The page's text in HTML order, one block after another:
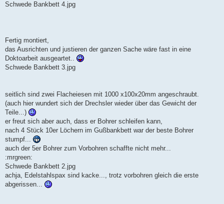
Schwede Bankbett 4.jpg
Fertig montiert,
das Ausrichten und justieren der ganzen Sache wäre fast in eine
Doktoarbeit ausgeartet..
Schwede Bankbett 3.jpg
seitlich sind zwei Flacheiesen mit 1000 x100x20mm angeschraubt.
(auch hier wundert sich der Drechsler wieder über das Gewicht der
Teile...)
er freut sich aber auch, dass er Bohrer schleifen kann,
nach 4 Stück 10er Löchern im Gußbankbett war der beste Bohrer
stumpf...
auch der 5er Bohrer zum Vorbohren schaffte nicht mehr...
:mrgreen:
Schwede Bankbett 2.jpg
achja, Edelstahlspax sind kacke..., trotz vorbohren gleich die erste
abgerissen...